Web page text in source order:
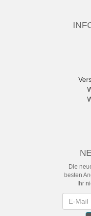
Die
besten
Ihr